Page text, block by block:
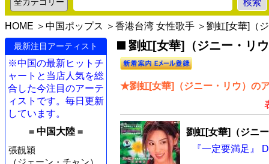
HOME ＞ 中国ポップス ＞ 香港台湾 女性歌手 ＞劉虹[女華]（
最新注目アーティスト
※中国の最新ヒットチ
ャートと当店人気を総
合した今注目のアーテ
ィストです。毎日更新
しています。
= 中国大陸 =
張靚穎
（ジェーン・チャン）
劉虹[女華]（ジニー・リ
★劉虹[女華]（ジニー・リウ）の
劉虹[女華]（ジニ
『一定要満足』